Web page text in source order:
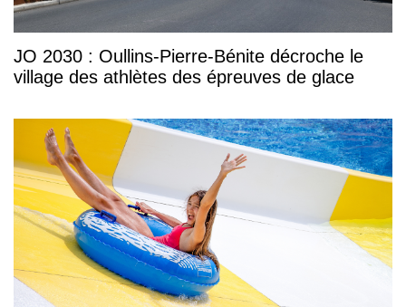
JO 2030 : Oullins-Pierre-Bénite décroche le
village des athlètes des épreuves de glace